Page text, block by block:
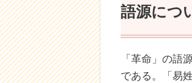
語源につ
「革命」の語
である。「易